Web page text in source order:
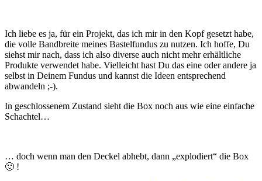
Ich liebe es ja, für ein Projekt, das ich mir in den Kopf gesetzt habe,
die volle Bandbreite meines Bastelfundus zu nutzen. Ich hoffe, Du
siehst mir nach, dass ich also diverse auch nicht mehr erhältliche
Produkte verwendet habe. Vielleicht hast Du das eine oder andere ja
selbst in Deinem Fundus und kannst die Ideen entsprechend
abwandeln ;-).
In geschlossenem Zustand sieht die Box noch aus wie eine einfache
Schachtel…
… doch wenn man den Deckel abhebt, dann „explodiert“ die Box
🙂 !